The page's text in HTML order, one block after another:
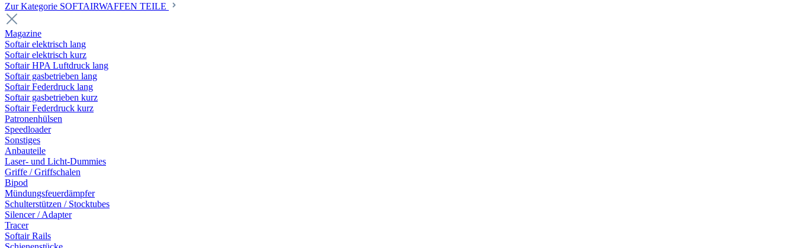
Zur Kategorie SOFTAIRWAFFEN TEILE
Magazine
Softair elektrisch lang
Softair elektrisch kurz
Softair HPA Luftdruck lang
Softair gasbetrieben lang
Softair Federdruck lang
Softair gasbetrieben kurz
Softair Federdruck kurz
Patronenhülsen
Speedloader
Sonstiges
Anbauteile
Laser- und Licht-Dummies
Griffe / Griffschalen
Bipod
Mündungsfeuerdämpfer
Schulterstützen / Stocktubes
Silencer / Adapter
Tracer
Softair Rails